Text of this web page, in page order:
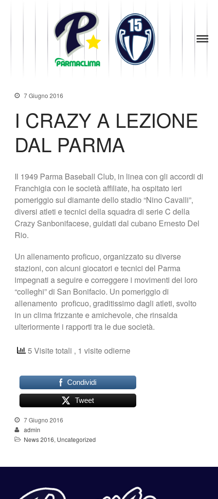
News
Società
Codice di Condotta
Palmares
Maglie Ritirate
Squadra
Contatti
Biglietteria
Lo Stadio
Shop
7 Giugno 2016
I CRAZY A LEZIONE
DAL PARMA
Il 1949 Parma Baseball Club, in linea con gli accordi di
Franchigia con le società affiliate, ha ospitato ieri
pomeriggio sul diamante dello stadio “Nino Cavalli”,
diversi atleti e tecnici della squadra di serie C della
Crazy Sanbonifacese, guidati dal cubano Ernesto Del
Rio.
Un allenamento proficuo, organizzato su diverse
stazioni, con alcuni giocatori e tecnici del Parma
impegnati a seguire e correggere i movimenti dei loro
“colleghi” di San Bonifacio. Un pomeriggio di
allenamento proficuo, graditissimo dagli atleti, svolto
in un clima frizzante e amichevole, che rinsalda
ulteriormente i rapporti tra le due società.
5 Visite totali , 1 visite odierne
Condividi
Tweet
7 Giugno 2016
admin
News 2016, Uncategorized